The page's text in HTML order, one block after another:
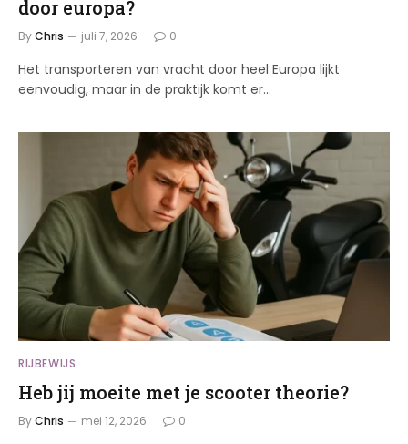
door europa?
ByChris juli 7, 2026 0
Het transporteren van vracht door heel Europa lijkt
eenvoudig, maar in de praktijk komt er…
RIJBEWIJS
Heb jij moeite met je scooter theorie?
ByChris mei 12, 2026 0